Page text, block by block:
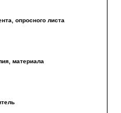
опросного листа
материала